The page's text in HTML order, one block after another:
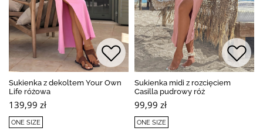
Sukienka z dekoltem Your Own
Life różowa
139,99 zł
ONE SIZE
Sukienka midi z rozcięciem
Casilla pudrowy róż
99,99 zł
ONE SIZE